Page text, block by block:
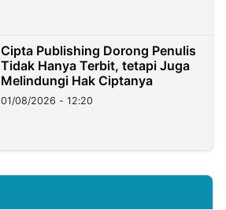
Cipta Publishing Dorong Penulis
Tidak Hanya Terbit, tetapi Juga
Melindungi Hak Ciptanya
01/08/2026 - 12:20